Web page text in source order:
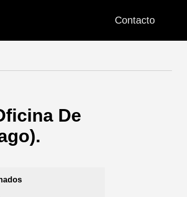
Contacto
De